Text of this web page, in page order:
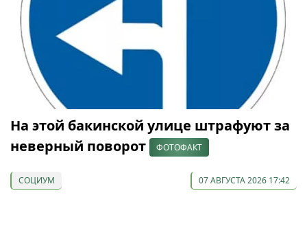
На этой бакинской улице штрафуют за
неверный поворот
ФОТОФАКТ
СОЦИУМ 07 АВГУСТА 2026 17:42